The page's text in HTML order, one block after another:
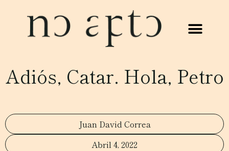
Adiós, Catar. Hola, Petro
Juan David Correa
Abril 4, 2022